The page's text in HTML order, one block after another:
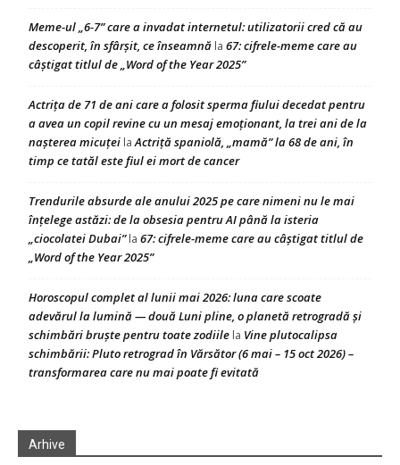
Meme-ul „6-7” care a invadat internetul: utilizatorii cred că au
descoperit, în sfârșit, ce înseamnă la 67: cifrele-meme care au
câștigat titlul de „Word of the Year 2025”
Actrița de 71 de ani care a folosit sperma fiului decedat pentru
a avea un copil revine cu un mesaj emoționant, la trei ani de la
nașterea micuței laActriță spaniolă, „mamă” la 68 de ani, în
timp ce tatăl este fiul ei mort de cancer
Trendurile absurde ale anului 2025 pe care nimeni nu le mai
înțelege astăzi: de la obsesia pentru AI până la isteria
„ciocolatei Dubai”la 67: cifrele-meme care au câștigat titlul de
„Word of the Year 2025”
Horoscopul complet al lunii mai 2026: luna care scoate
adevărul la lumină — două Luni pline, o planetă retrogradă și
schimbări bruște pentru toate zodiile la Vine plutocalipsa
schimbării: Pluto retrograd în Vărsător (6 mai – 15 oct 2026) –
transformarea care nu mai poate fi evitată
Arhive